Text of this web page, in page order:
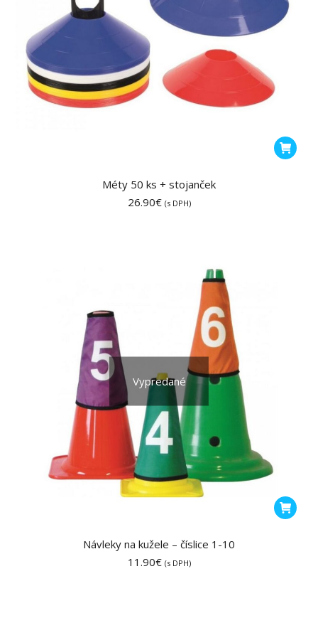
Méty 50 ks + stojanček
26.90€ (s DPH)
Vypredané
Návleky na kužele – číslice 1-10
11.90€ (s DPH)